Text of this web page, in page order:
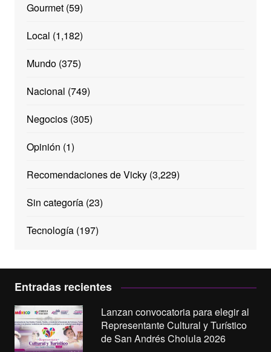
Gourmet(59)
Local (1,182)
Mundo(375)
Nacional (749)
Negocios(305)
Opinión (1)
Recomendaciones de Vicky(3,229)
Sin categoría(23)
Tecnología(197)
Entradas recientes
Lanzan convocatoria para elegir al
Representante Cultural y Turístico
de San Andrés Cholula 2026